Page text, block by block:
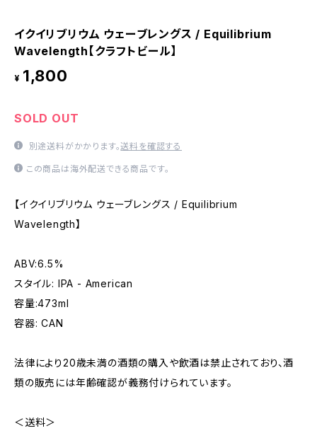
イクイリブリウム ウェーブレングス / Equilibrium
Wavelength【クラフトビール】
¥ 1,800
SOLD OUT
別途送料がかかります。送料を確認する
この商品は海外配送できる商品です。
【イクイリブリウム ウェーブレングス / Equilibrium
Wavelength】
ABV:6.5%
スタイル: IPA - American
容量:473ml
容器: CAN
法律により20歳未満の酒類の購入や飲酒は禁止されており、酒
類の販売には年齢確認が義務付けられています。
＜送料＞